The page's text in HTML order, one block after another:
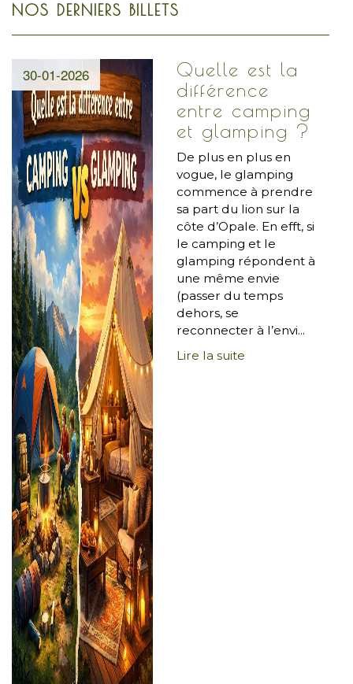
NOS DERNIERS BILLETS
30-01-2026
Quelle est la
différence
entre camping
et glamping ?
De plus en plus en
vogue, le glamping
commence à prendre
sa part du lion sur la
côte d’Opale. En efft, si
le camping et le
glamping répondent à
une même envie
(passer du temps
dehors, se
reconnecter à l’envi...
Lire la suite